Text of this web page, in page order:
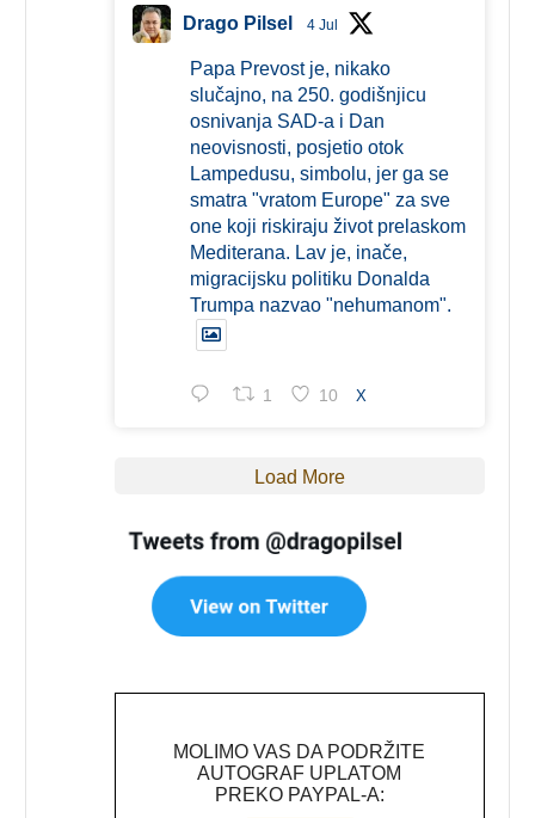
Drago Pilsel 4 Jul
Papa Prevost je, nikako
slučajno, na 250. godišnjicu
osnivanja SAD-a i Dan
neovisnosti, posjetio otok
Lampedusu, simbolu, jer ga se
smatra "vratom Europe" za sve
one koji riskiraju život prelaskom
Mediterana. Lav je, inače,
migracijsku politiku Donalda
Trumpa nazvao "nehumanom".
1 10 X
Load More
MOLIMO VAS DA PODRŽITE
AUTOGRAF UPLATOM
PREKO PAYPAL-A: